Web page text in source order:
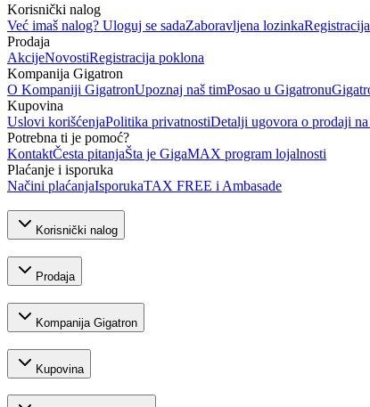
Korisnički nalog
Već imaš nalog? Uloguj se sadaZaboravljena lozinkaRegistracija
Prodaja
AkcijeNovostiRegistracija poklona
Kompanija Gigatron
O Kompaniji GigatronUpoznaj naš timPosao u Gigatronu
Kupovina
Uslovi korišćenjaPolitika privatnostiDetalji ugovora o prodaji
Potrebna ti je pomoć?
KontaktČesta pitanjaŠta je GigaMAX program lojalnosti
Plaćanje i isporuka
Načini plaćanjaIsporukaTAX FREE i Ambasade
Korisnički nalog
Prodaja
Kompanija Gigatron
Kupovina